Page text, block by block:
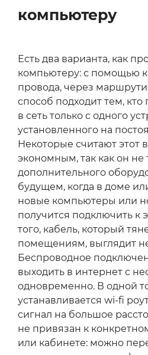
компьютеру
Есть два варианта, как
компьютеру: с помощью
провода, через
способ подходит тем,
в сеть только с одного
установленного на
Некоторые считают этот
экономным, так как он не
дополнительного
будущем, когда в доме
новые компьютеры или
получится подключить к
того, кабель, который
помещениям, выглядит
Беспроводное
выходить в интернет с
одновременно. В одной
устанавливается wi-fi
сигнал на большое
не привязан к
или кабинете: можно